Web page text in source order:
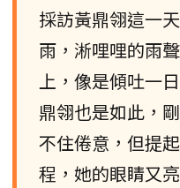
採訪黃鼎翎這一
雨，淅哩哩的雨
上，像是傾吐一
鼎翎也是如此，
不住倦意，但提
程，她的眼睛又